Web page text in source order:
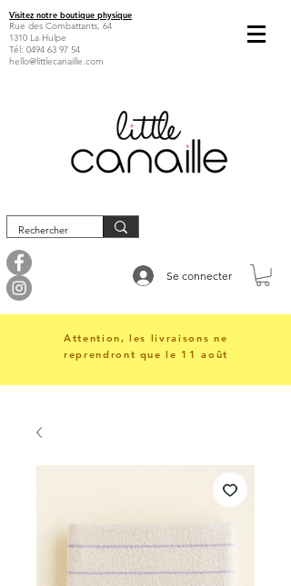
Visitez notre boutique physique
Rue des Combattants, 64
1310 La Hulpe
Tél: 0494 63 97 54
hello@littlecanaille.com
Se connecter
Attention, les livraisons ne
reprendront que le 11 août